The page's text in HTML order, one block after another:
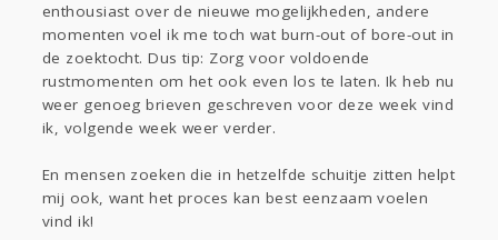
enthousiast over de nieuwe mogelijkheden, andere
momenten voel ik me toch wat burn-out of bore-out in
de zoektocht. Dus tip: Zorg voor voldoende
rustmomenten om het ook even los te laten. Ik heb nu
weer genoeg brieven geschreven voor deze week vind
ik, volgende week weer verder.
En mensen zoeken die in hetzelfde schuitje zitten helpt
mij ook, want het proces kan best eenzaam voelen
vind ik!